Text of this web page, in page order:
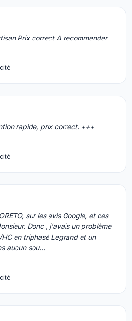
Prix correct A recommender
rapide, prix correct. +++
sur les avis Google, et ces
Donc , j'avais un problème
en triphasé Legrand et un
aucun sou…